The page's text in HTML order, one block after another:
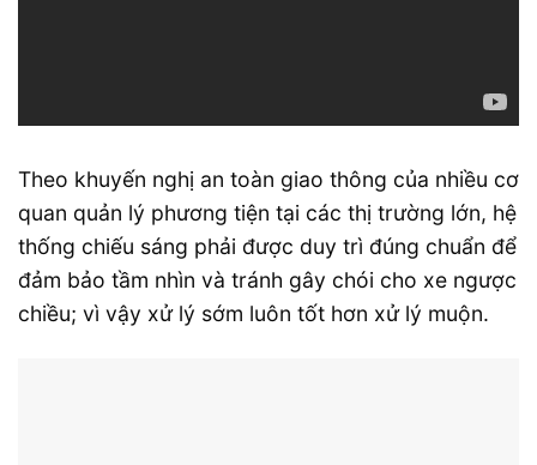
Theo khuyến nghị an toàn giao thông của nhiều cơ
quan quản lý phương tiện tại các thị trường lớn, hệ
thống chiếu sáng phải được duy trì đúng chuẩn để
đảm bảo tầm nhìn và tránh gây chói cho xe ngược
chiều; vì vậy xử lý sớm luôn tốt hơn xử lý muộn.